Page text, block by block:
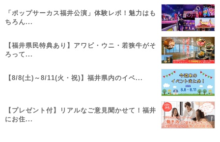
「ポップサーカス福井公演」体験レポ！魅力はも
ちろん...
【福井県民特典あり】アワビ・ウニ・若狭牛がそ
ろって...
【8/8(土)～8/11(火・祝)】福井県内のイベ...
【プレゼント付】リアルなご意見聞かせて！福井
にお住...